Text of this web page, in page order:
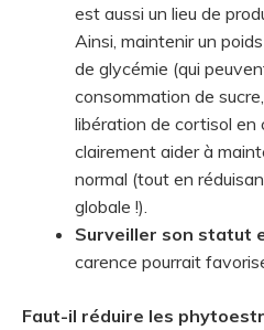
est aussi un lieu de
Ainsi, maintenir un
de glycémie (qui
consommation de
libération de cortisol en
clairement aider à
normal (tout en
globale !).
Surveiller son statut
carence pourrait
Faut-il réduire les